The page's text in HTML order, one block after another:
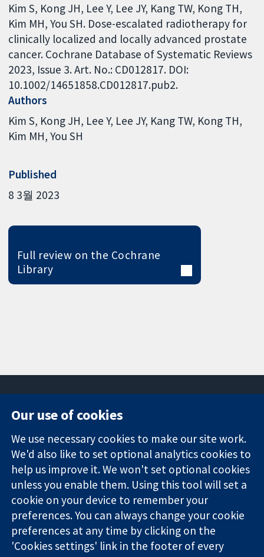
Kim S, Kong JH, Lee Y, Lee JY, Kang TW, Kong TH,
Kim MH, You SH. Dose-escalated radiotherapy for
clinically localized and locally advanced prostate
cancer. Cochrane Database of Systematic Reviews
2023, Issue 3. Art. No.: CD012817. DOI:
10.1002/14651858.CD012817.pub2.
Authors
Kim S Kong JH Lee Y Lee JY Kang TW Kong TH
Kim MH You SH
Published
8 3월 2023
Full review on the Cochrane
Library
Trusted
evidence.
Informed
decisions.
Better health.
Square
London
W1G 0AN
영국
News
Press office
About us
작업
Cochrane
Library
The Cochrane Collaboration is a charity (no. 1045921) and a
Our use of cookies
We use necessary cookies to make our site work.
We'd also like to set optional analytics cookies to
help us improve it. We won't set optional cookies
unless you enable them. Using this tool will set a
cookie on your device to remember your
preferences. You can always change your cookie
preferences at any time by clicking on the
'Cookies settings' link in the footer of every